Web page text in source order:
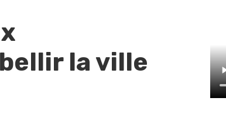
la ville